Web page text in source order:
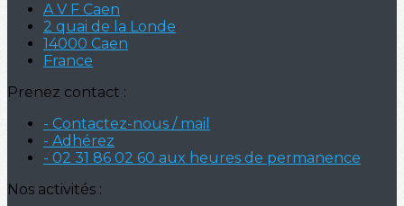
A V F Caen
2 quai de la Londe
14000 Caen
France
Prenez contact :
- Contactez-nous / mail
- Adhérez
- 02 31 86 02 60 aux heures de permanence
Nos activités :